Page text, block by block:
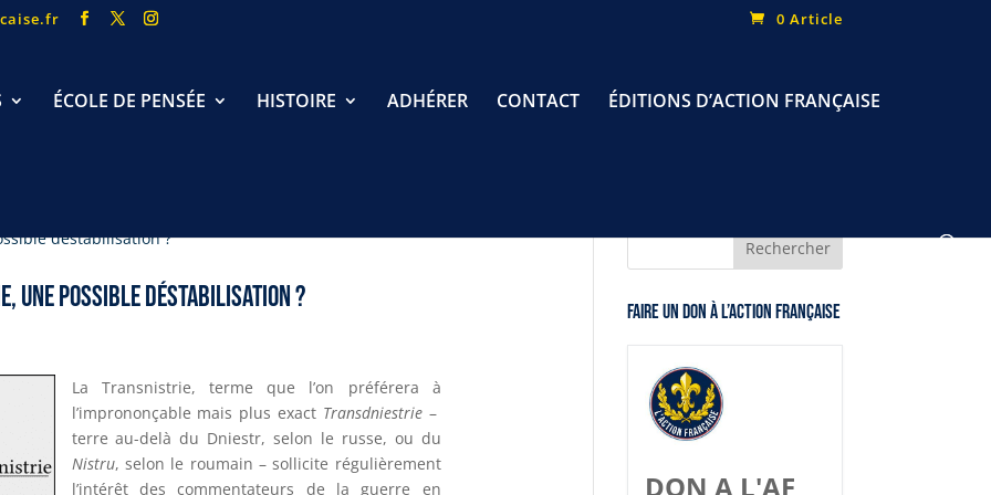
0 Article
ÉCOLE DE PENSÉE HISTOIRE ADHÉRER CONTACT ÉDITIONS D’ACTION FRANÇAISE
une possible déstabilisation ?
La Transnistrie, terme que l’on préférera à
l’imprononçable mais plus exact Transdniestrie –
terre au-delà du Dniestr, selon le russe, ou du
Nistru, selon le roumain – sollicite régulièrement
l’intérêt des commentateurs de la guerre en
Faire un don à l’Action Française
DON A L'AF